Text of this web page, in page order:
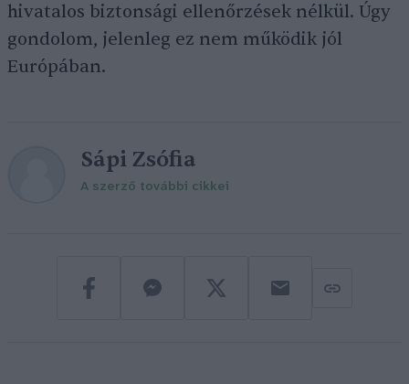
hivatalos biztonsági ellenőrzések nélkül. Úgy
gondolom, jelenleg ez nem működik jól
Európában.
Sápi Zsófia
A szerző további cikkei